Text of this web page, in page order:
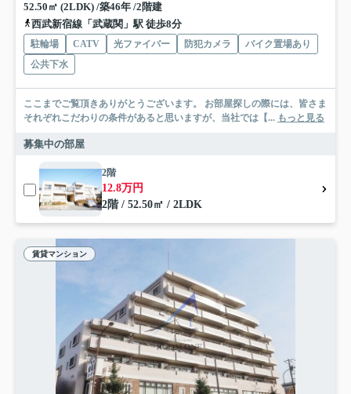
52.50㎡ (2LDK) /築46年 /2階建
西武新宿線「武蔵関」駅 徒歩8分
駐輪場 CATV 光ファイバー 防犯カメラ
バイク置場あり
公共下水
ここまでご覧頂きありがとうございます。 お部屋探しの際には、皆さま
それぞれこだわりの条件があると思いますが、当社では【... もっと見る
募集中の部屋
2階
12.8万円
2階 / 52.50㎡ / 2LDK
賃貸マンション